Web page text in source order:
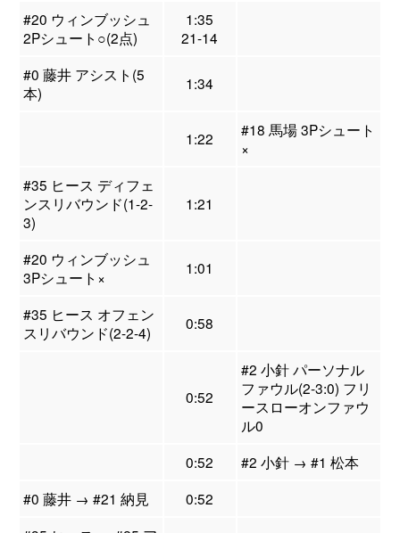
#20 ウィンブッシュ
2Pシュート○(2点)
1:35
21-14
#0 藤井 アシスト(5
本)
1:34
1:22
#18 馬場 3Pシュート
×
#35 ヒース ディフェ
ンスリバウンド(1-2-
3)
1:21
#20 ウィンブッシュ
3Pシュート×
1:01
#35 ヒース オフェン
スリバウンド(2-2-4)
0:58
0:52
#2 小針 パーソナル
ファウル(2-3:0) フリ
ースローオンファウ
ル0
0:52
#2 小針 → #1 松本
#0 藤井 → #21 納見
0:52